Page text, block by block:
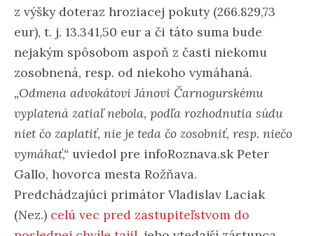
z výšky doteraz hroziacej pokuty (266.829,73
eur), t. j. 13.341,50 eur a či táto suma bude
nejakým spôsobom aspoň z časti niekomu
zosobnená, resp. od niekoho vymáhaná.
„Odmena advokátovi Jánovi Čarnogurskému
vyplatená zatiaľ nebola, podľa rozhodnutia súdu
niet čo zaplatiť, nie je teda čo zosobniť, resp. niečo
vymáhať,“ uviedol pre infoRoznava.sk Peter
Gallo, hovorca mesta Rožňava.
Predchádzajúci primátor Vladislav Laciak
(Nez.) celú vec pred zastupiteľstvom do